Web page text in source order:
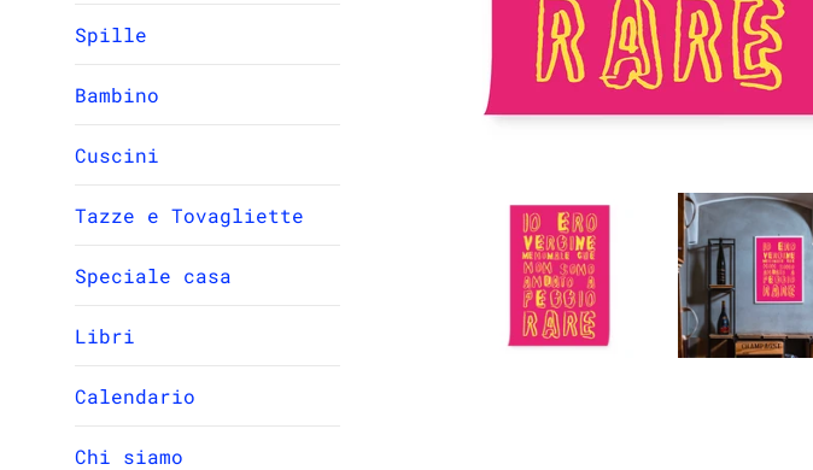
Spille
Bambino
Cuscini
Tazze e Tovagliette
Speciale casa
Libri
Calendario
Chi siamo